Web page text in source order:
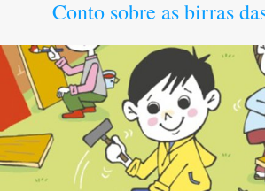
Conto sobre as birras